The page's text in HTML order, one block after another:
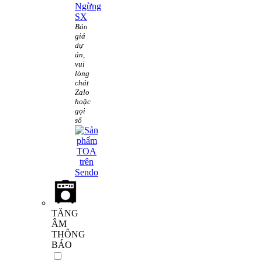
Ngừng
SX
Báo
giá
dự
án,
vui
lòng
chát
Zalo
hoặc
gọi
số
TĂNG
ÂM
THÔNG
BÁO